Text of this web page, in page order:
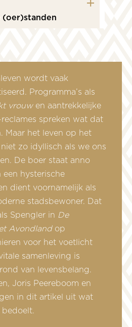
(oer)standen
Programma’s als
vrouwen aantrekkelijke
spreken wat dat
Maar het leven op het
zo idyllisch als we ons
De boer staat anno
een hysterische
dient voornamelijk als
stadsbewoner. Dat
Spengler in De
Avondlandop
voor het voetlicht
samenleving is
van levensbelang.
Joris Peereboom en
in dit artikel uit wat
bedoelt.